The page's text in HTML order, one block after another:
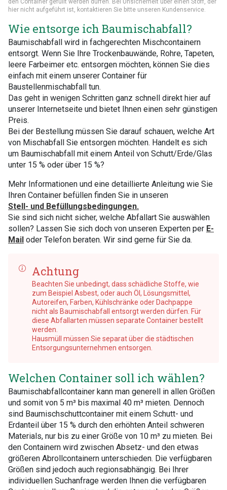
hier nicht aufgeführt ist, kontaktieren Sie bitte unseren Kundenservice.
Wie entsorge ich Baumischabfall?
Baumischabfall wird in fachgerechten Mischcontainern
entsorgt. Wenn Sie Ihre Trockenbauwände, Rohre, Tapeten,
leere Farbeimer etc. entsorgen möchten, können Sie dies
einfach mit einem unserer Container für
Baustellenmischabfall tun.
Das geht in wenigen Schritten ganz schnell direkt hier auf
unserer Internetseite und bietet Ihnen einen sehr günstigen
Preis.
Bei der Bestellung müssen Sie darauf schauen, welche Art
von Mischabfall Sie entsorgen möchten. Handelt es sich
um Baumischabfall mit einem Anteil von Schutt/Erde/Glas
unter 15 % oder über 15 %?
Mehr Informationen und eine detaillierte Anleitung wie Sie
Ihren Container befüllen finden Sie in unseren
Stell- und Befüllungsbedingungen.
Sie sind sich nicht sicher, welche Abfallart Sie auswählen
sollen? Lassen Sie sich doch von unseren Experten per E-
Mail oder Telefon beraten. Wir sind gerne für Sie da.
Achtung
Beachten Sie unbedingt, dass schädliche Stoffe, wie
zum Beispiel Asbest, oder auch Öl, Lösungsmittel,
Autoreifen, Farben, Kühlschränke oder Dachpappe
nicht als Baumischabfall entsorgt werden dürfen. Für
diese Abfallarten müssen separate Container bestellt
werden.
Hausmüll müssen Sie separat über die städtischen
Entsorgungsunternehmen entsorgen.
Welchen Container soll ich wählen?
Baumischabfallcontainer kann man generell in allen Größen
und somit von 5 m³ bis maximal 40 m³ mieten. Dennoch
sind Baumischschuttcontainer mit einem Schutt- und
Erdanteil über 15 % durch den erhöhten Anteil schweren
Materials, nur bis zu einer Größe von 10 m³ zu mieten. Bei
den Containern wird zwischen Absetz- und den etwas
größeren Abrollcontainern unterschieden. Die verfügbaren
Größen sind jedoch auch regionsabhängig. Bei Ihrer
individuellen Suchanfrage werden Ihnen die verfügbaren